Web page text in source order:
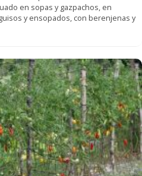
en sopas y gazpachos, en
y ensopados, con berenjenas y